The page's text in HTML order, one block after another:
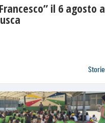
il 6 agosto a